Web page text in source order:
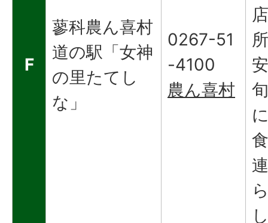
F
蓼科農ん喜村
道の駅「女神
の里たてし
な」
0267-51
-4100
農ん喜村